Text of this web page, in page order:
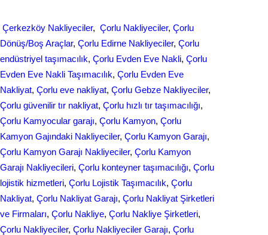
o
o
k
d
I
n
r
e
Çerkezköy Nakliyeciler, Çorlu Nakliyeciler, Çorlu
Dönüş/Boş Araçlar, Çorlu Edirne Nakliyeciler, Çorlu
endüstriyel taşımacılık, Çorlu Evden Eve Nakli, Çorlu
Evden Eve Nakli Taşımacılık, Çorlu Evden Eve
Nakliyat, Çorlu eve nakliyat, Çorlu Gebze Nakliyeciler
Çorlu güvenilir tır nakliyat, Çorlu hızlı tır taşımacılığı
Çorlu Kamyocular garajı, Çorlu Kamyon, Çorlu
Kamyon Gajındaki Nakliyeciler, Çorlu Kamyon Garajı
Çorlu Kamyon Garajı Nakliyeciler, Çorlu Kamyon
Garajı Nakliyecileri, Çorlu konteyner taşımacılığı, Çorlu
lojistik hizmetleri, Çorlu Lojistik Taşımacılık, Çorlu
Nakliyat, Çorlu Nakliyat Garajı, Çorlu Nakliyat Şirketleri
ve Firmaları, Çorlu Nakliye, Çorlu Nakliye Şirketleri
Çorlu Nakliyeciler, Çorlu Nakliyeciler Garajı, Çorlu